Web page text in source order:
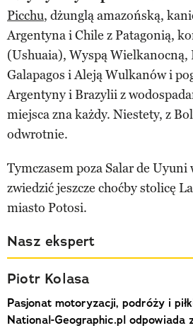
Picchu, dżunglą amazońską,
Argentyna i Chile z Patagonią,
(Ushuaia), Wyspą Wielkanocną,
Galapagos i Aleją Wulkanów i
Argentyny i Brazylii z
miejsca zna każdy. Niestety, z
odwrotnie.
Tymczasem poza Salar de
zwiedzić jeszcze choćby stolicę
miasto Potosi.
Nasz ekspert
Piotr Kolasa
Pasjonat motoryzacji, podróży i
National-Geographic.pl odpowiada